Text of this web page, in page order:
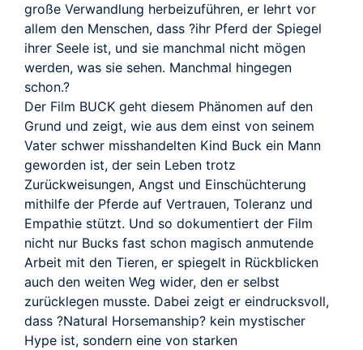
große Verwandlung herbeizuführen, er lehrt vor
allem den Menschen, dass ?ihr Pferd der Spiegel
ihrer Seele ist, und sie manchmal nicht mögen
werden, was sie sehen. Manchmal hingegen
schon.?
Der Film BUCK geht diesem Phänomen auf den
Grund und zeigt, wie aus dem einst von seinem
Vater schwer misshandelten Kind Buck ein Mann
geworden ist, der sein Leben trotz
Zurückweisungen, Angst und Einschüchterung
mithilfe der Pferde auf Vertrauen, Toleranz und
Empathie stützt. Und so dokumentiert der Film
nicht nur Bucks fast schon magisch anmutende
Arbeit mit den Tieren, er spiegelt in Rückblicken
auch den weiten Weg wider, den er selbst
zurücklegen musste. Dabei zeigt er eindrucksvoll,
dass ?Natural Horsemanship? kein mystischer
Hype ist, sondern eine von starken